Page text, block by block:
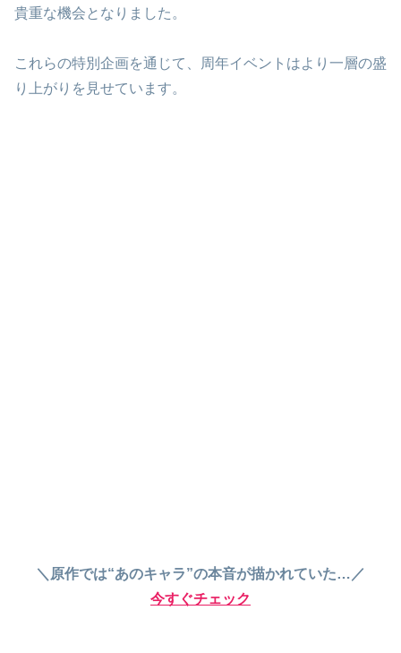
貴重な機会となりました。
これらの特別企画を通じて、周年イベントはより一層の盛
り上がりを見せています。
＼原作では“あのキャラ”の本音が描かれていた…／
今すぐチェック